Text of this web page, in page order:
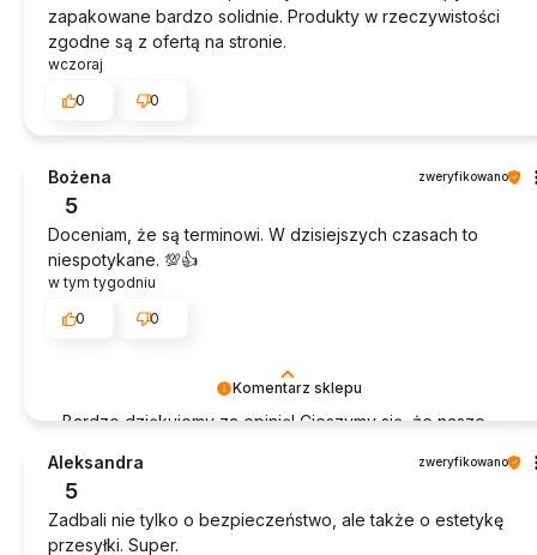
zapakowane bardzo solidnie. Produkty w rzeczywistości
zgodne są z ofertą na stronie.
wczoraj
0
0
Komentarz sklepu
Bardzo dziękujemy za opinię! Cieszymy się, że nasze
Bożena zweryfikowano
5
Doceniam, że są terminowi. W dzisiejszych czasach to
niespotykane. 💯👍️
w tym tygodniu
0
0
Aleksandra zweryfikowano
5
Zadbali nie tylko o bezpieczeństwo, ale także o estetykę
przesyłki. Super.